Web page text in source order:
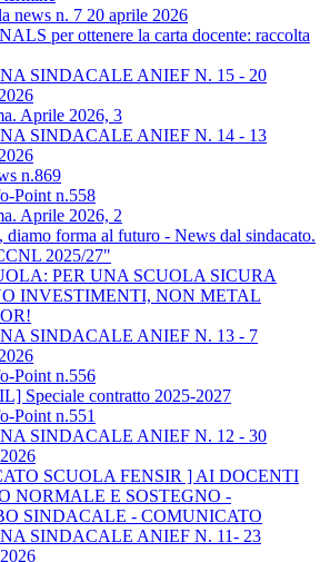
news n. 7 20 aprile 2026
per ottenere la carta docente: raccolta
SINDACALE ANIEF N. 15 - 20
Aprile 2026, 3
SINDACALE ANIEF N. 14 - 13
n.869
Point n.558
Aprile 2026, 2
diamo forma al futuro - News dal sindacato.
2025/27"
PER UNA SCUOLA SICURA
INVESTIMENTI, NON METAL
SINDACALE ANIEF N. 13 - 7
Point n.556
Speciale contratto 2025-2027
Point n.551
SINDACALE ANIEF N. 12 - 30
SCUOLA FENSIR ] AI DOCENTI
NORMALE E SOSTEGNO -
SINDACALE - COMUNICATO
SINDACALE ANIEF N. 11- 23